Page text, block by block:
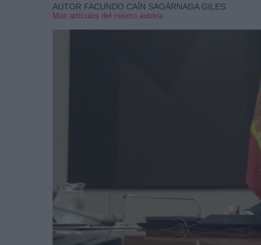
AUTOR FACUNDO CAÍN SAGÁRNAGA GILES
Mas artículos del mismo autor/a